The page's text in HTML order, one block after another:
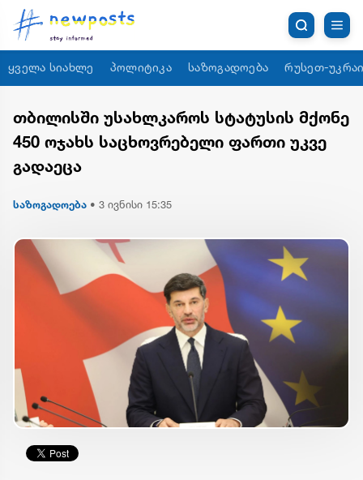
ყველა სიახლე პოლიტიკა საზოგადოება რუსეთ-
თბილისში უსახლკაროს სტატუსის მქონე
450 ოჯახს საცხოვრებელი ფართი უკვე
გადაეცა
საზოგადოება • 3 ივნისი 15:35